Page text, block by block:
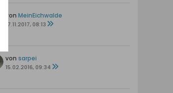
von MeinEichwalde
17.11.2017, 08:13
von sarpei
15.02.2016, 09:34